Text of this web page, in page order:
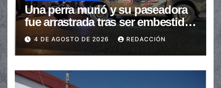
Una perra murió y su paseadora
fue arrastrada tras ser embestidas
en la senda peatonal
4 DE AGOSTO DE 2026 REDACCIÓN